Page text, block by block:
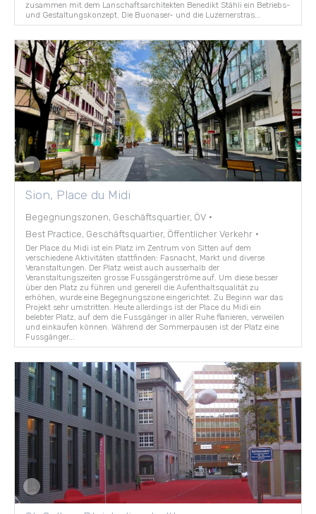
zusammen mit dem Lanschaftsarchitekten Benedikt Stähli ein Betriebs-
und Gestaltungskonzept. Die Buonaser- und die Luzernerstras...
Sion, Place du Midi
Begegnungszonen, Geschäftsquartier, ÖV ·
Best Practice, Geschäftsquartier, Öffentlicher Verkehr ·
Der Place du Midi ist ein Platz im Zentrum von Sitten auf dem
verschiedene Aktivitäten stattfinden: Fasnacht, Markt und diverse
Veranstaltungen. Der Platz weist auch ausserhalb der
Veranstaltungszeiten grosse Fussgängerströme auf. Um diese besser
über den Platz zu führen und generell die Aufenthaltsqualität zu
erhöhen, wurde eine Begegnungszone eingerichtet. Zu Beginn war das
Projekt sehr umstritten. Heute allerdings ist der Place du Midi ein
belebter Platz, auf dem die Fussgänger in aller Ruhe flanieren, verweilen
und einkaufen können. Während der Sommerpausen ist der Platz eine
Fussgänger...